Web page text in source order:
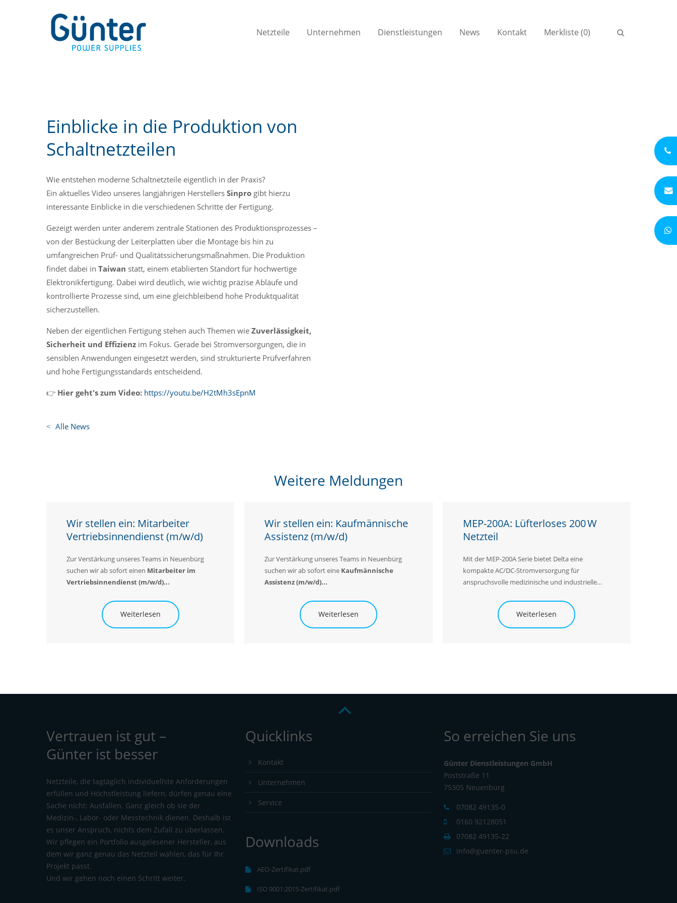
Netzteile Unternehmen Dienstleistungen News Kontakt Merkliste (0)
Einblicke in die Produktion von
Schaltnetzteilen
Wie entstehen moderne Schaltnetzteile eigentlich in der Praxis?
Ein aktuelles Video unseres langjährigen Herstellers Sinpro gibt hierzu
interessante Einblicke in die verschiedenen Schritte der Fertigung.
Gezeigt werden unter anderem zentrale Stationen des Produktionsprozesses –
von der Bestückung der Leiterplatten über die Montage bis hin zu
umfangreichen Prüf- und Qualitätssicherungsmaßnahmen. Die Produktion
findet dabei in Taiwan statt, einem etablierten Standort für hochwertige
Elektronikfertigung. Dabei wird deutlich, wie wichtig präzise Abläufe und
kontrollierte Prozesse sind, um eine gleichbleibend hohe Produktqualität
sicherzustellen.
Neben der eigentlichen Fertigung stehen auch Themen wie Zuverlässigkeit,
Sicherheit und Effizienz im Fokus. Gerade bei Stromversorgungen, die in
sensiblen Anwendungen eingesetzt werden, sind strukturierte Prüfverfahren
und hohe Fertigungsstandards entscheidend.
👉 Hier geht's zum Video: https://youtu.be/H2tMh3sEpnM
Alle News
Weitere Meldungen
Wir stellen ein: Mitarbeiter
Vertriebsinnendienst (m/w/d)
Zur Verstärkung unseres Teams in Neuenbürg
suchen wir ab sofort einen Mitarbeiter im
Vertriebsinnendienst (m/w/d)...
Weiterlesen
Wir stellen ein: Kaufmännische
Assistenz (m/w/d)
Zur Verstärkung unseres Teams in Neuenbürg
suchen wir ab sofort eine Kaufmännische
Assistenz (m/w/d)...
Weiterlesen
MEP-200A: Lüfterloses 200 W
Netzteil
Mit der MEP-200A Serie bietet Delta eine
kompakte AC/DC-Stromversorgung für
anspruchsvolle medizinische und industrielle
Frame- oderEnclosed
-Frame-Variante erhältlich
und liefert bis zu 200 W Ausgangsleistung bei
natürlicher Konvektionskühlung. Verfügbar ist
Weiterlesen
Vertrauen ist gut –
Günter ist besser
Netzteile, die tagtäglich individuellste Anforderungen
erfüllen und Höchstleistung liefern, dürfen genau eine
Sache nicht: Ausfallen. Ganz gleich ob sie der
Medizin-, Labor- oder Messtechnik dienen. Deshalb ist
es unser Anspruch, nichts dem Zufall zu überlassen.
Wir pflegen ein Portfolio ausgelesener Hersteller, aus
dem wir ganz genau das Netzteil wählen, das für Ihr
Projekt passt.
Und wir gehen noch einen Schritt weiter.
Quicklinks
Kontakt
Unternehmen
Service
Downloads
AEO-Zertifikat.pdf
ISO 9001:2015-Zertifikat.pdf
So erreichen Sie uns
Günter Dienstleistungen GmbH
Poststraße 11
75305 Neuenbürg
07082 49135-0
0160 92128051
07082 49135-22
info@guenter-psu.de